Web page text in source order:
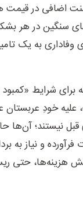
اضافی در قیمت
سنگین در هر
به یک
برای شرایط
علیه خودِ
نیستند؛ آن‌ها
و نیاز به
هزینه‌ها، حتی